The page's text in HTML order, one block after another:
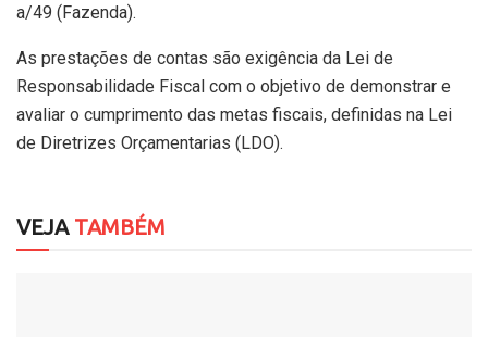
a/49 (Fazenda).
As prestações de contas são exigência da Lei de
Responsabilidade Fiscal com o objetivo de demonstrar e
avaliar o cumprimento das metas fiscais, definidas na Lei
de Diretrizes Orçamentarias (LDO).
VEJATAMBÉM